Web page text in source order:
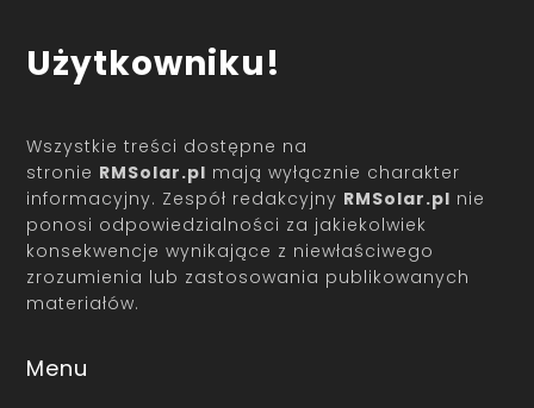
Użytkowniku!
Wszystkie treści dostępne na
stronie RMSolar.pl mają wyłącznie charakter
informacyjny. Zespół redakcyjny RMSolar.pl nie
ponosi odpowiedzialności za jakiekolwiek
konsekwencje wynikające z niewłaściwego
zrozumienia lub zastosowania publikowanych
materiałów.
Menu